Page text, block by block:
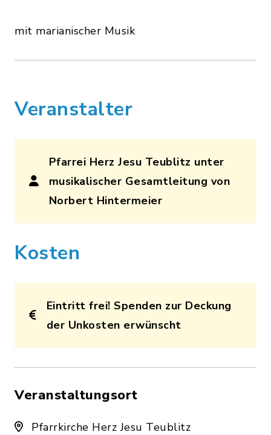
mit marianischer Musik
Veranstalter
Pfarrei Herz Jesu Teublitz unter
musikalischer Gesamtleitung von
Norbert Hintermeier
Kosten
Eintritt frei! Spenden zur Deckung
der Unkosten erwünscht
Veranstaltungsort
Pfarrkirche Herz Jesu Teublitz